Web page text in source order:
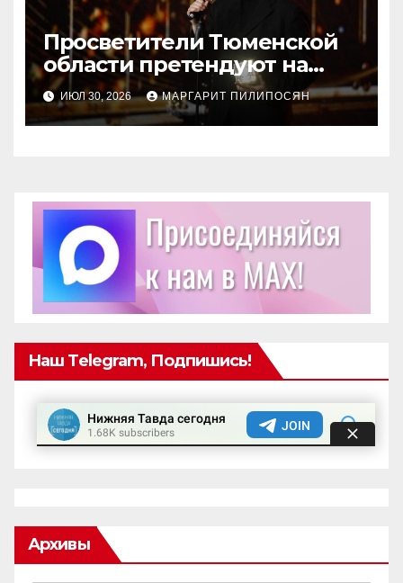
Просветители Тюменской
области претендуют на
награду Знание.Премия
ИЮЛ 30, 2026 МАРГАРИТ ПИЛИПОСЯН
Наш Telegram, Подпишись!
Архивы